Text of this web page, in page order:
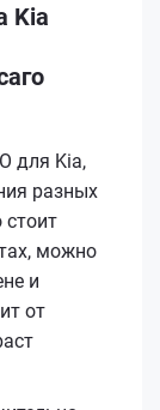
Kia
для Kia,
разных
можно
и
от